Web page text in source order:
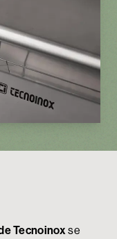
Tecnoinoxse